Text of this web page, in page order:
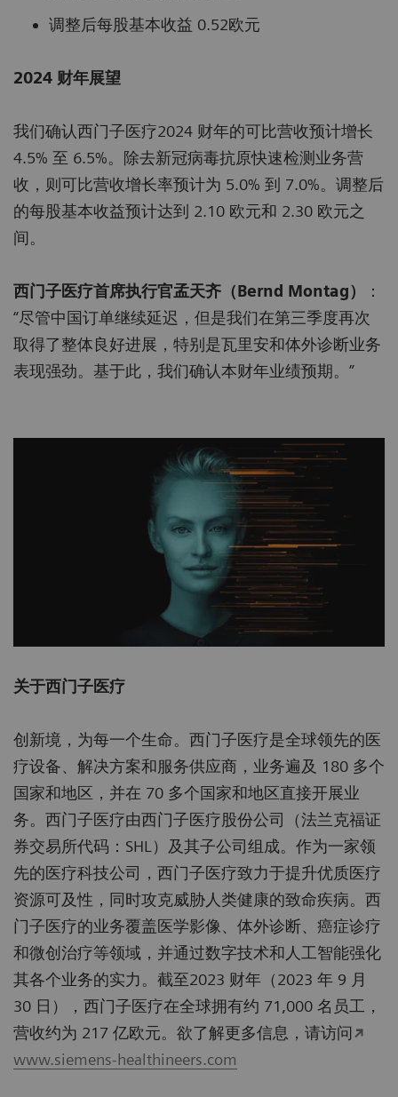
调整后每股基本收益 0.52欧元
2024 财年展望
我们确认西门子医疗2024 财年的可比营收预计增长
4.5% 至 6.5%。除去新冠病毒抗原快速检测业务营
收，则可比营收增长率预计为 5.0% 到 7.0%。调整后
的每股基本收益预计达到 2.10 欧元和 2.30 欧元之
间。
西门子医疗首席执行官孟天齐（Bernd Montag）
：
“尽管中国订单继续延迟，但是我们在第三季度再次
取得了整体良好进展，特别是瓦里安和体外诊断业务
表现强劲。基于此，我们确认本财年业绩预期。”
关于西门子医疗
创新境，为每一个生命。西门子医疗是全球领先的医
疗设备、解决方案和服务供应商，业务遍及 180 多个
国家和地区，并在 70 多个国家和地区直接开展业
务。西门子医疗由西门子医疗股份公司（法兰克福证
券交易所代码：SHL）及其子公司组成。作为一家领
先的医疗科技公司，西门子医疗致力于提升优质医疗
资源可及性，同时攻克威胁人类健康的致命疾病。西
门子医疗的业务覆盖医学影像、体外诊断、癌症诊疗
和微创治疗等领域，并通过数字技术和人工智能强化
其各个业务的实力。截至2023 财年（2023 年 9 月
30 日），西门子医疗在全球拥有约 71,000 名员工，
营收约为 217 亿欧元。欲了解更多信息，请访问
www.siemens-healthineers.com